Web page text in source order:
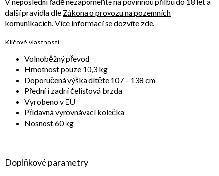
další pravidla dle Zákona o provozu na pozemních
komunikacích. Více informací se dozvíte zde.
Klíčové vlastnosti
Volnoběžný převod
Hmotnost pouze 10,3 kg
Doporučená výška dítěte 107 – 138 cm
Přední i zadní čelisťová brzda
Vyrobeno v EU
Přídavná vyrovnávací kolečka
Nosnost 60 kg
Doplňkové parametry